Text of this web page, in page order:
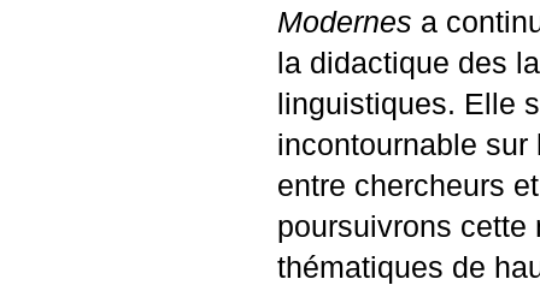
Modernes a
la didactique des
linguistiques. Elle
incontournable sur
entre chercheurs
poursuivrons cette
thématiques de